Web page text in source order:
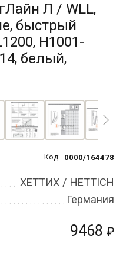
Л / WLL,
быстрый
H1001-
белый,
Код: 0000/164478
9468 ₽
ХЕТТИХ / HETTICH
Германия